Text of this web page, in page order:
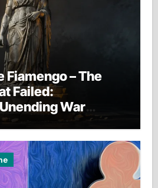
Fiamengo – The
Failed:
War
Families, and